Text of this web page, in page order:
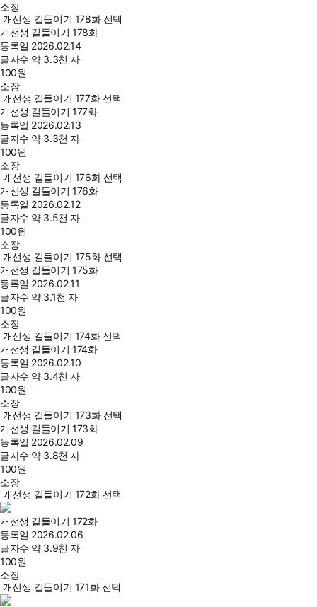
소장
개선생 길들이기 178화 선택
개선생 길들이기 178화
등록일 2026.02.14
글자수 약 3.3천 자
100원
소장
개선생 길들이기 177화 선택
개선생 길들이기 177화
등록일 2026.02.13
글자수 약 3.3천 자
100원
소장
개선생 길들이기 176화 선택
개선생 길들이기 176화
등록일 2026.02.12
글자수 약 3.5천 자
100원
소장
개선생 길들이기 175화 선택
개선생 길들이기 175화
등록일 2026.02.11
글자수 약 3.1천 자
100원
소장
개선생 길들이기 174화 선택
개선생 길들이기 174화
등록일 2026.02.10
글자수 약 3.4천 자
100원
소장
개선생 길들이기 173화 선택
개선생 길들이기 173화
등록일 2026.02.09
글자수 약 3.8천 자
100원
소장
개선생 길들이기 172화 선택
개선생 길들이기 172화
등록일 2026.02.06
글자수 약 3.9천 자
100원
소장
개선생 길들이기 171화 선택